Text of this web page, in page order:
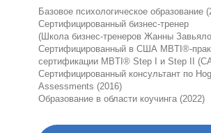
и в профориентации, и для
тренингов, и в личной жизни.
такой, что еще после обучения
поработать, что изучить, много
Вы расширили спектр моего
человеческой природы и
Базовое психологическое образование
Сертифицированный бизнес-тренер
(Школа бизнес-тренеров Жанны
Сертифицированный в США MBTI®-
сертификации MBTI® Step I и Step II
Сертифицированный консультант по
Assessments (2016)
Образование в области коучинга (2022)